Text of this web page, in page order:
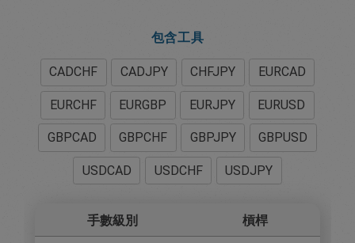
包含工具
CADCHF CADJPY CHFJPY EURCAD
EURCHF EURGBP EURJPY EURUSD
GBPCAD GBPCHF GBPJPY GBPUSD
USDCAD USDCHF USDJPY
手數級別 槓桿